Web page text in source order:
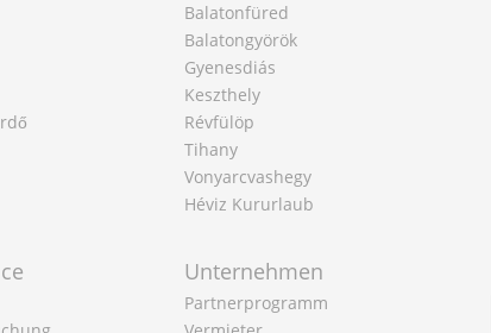
Balatonfüred
Balatongyörök
Gyenesdiás
Keszthely
Révfülöp
Tihany
Vonyarcvashegy
Héviz Kururlaub
Unternehmen
Partnerprogramm